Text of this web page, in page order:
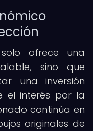
ofrece una
sino que
una inversión
el interés por la
continúa en
originales de